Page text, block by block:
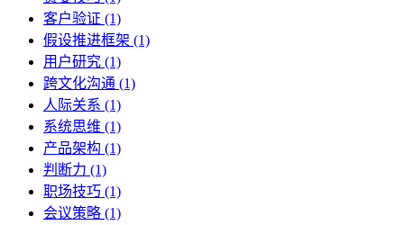
客户验证 (1)
假设推进框架 (1)
用户研究 (1)
跨文化沟通 (1)
人际关系 (1)
系统思维 (1)
产品架构 (1)
判断力 (1)
职场技巧 (1)
会议策略 (1)